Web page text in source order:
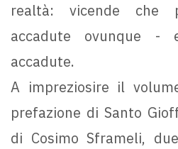
realtà: vicende che
accadute ovunque
accadute.
A impreziosire il
prefazione di Santo
di Cosimo Sframeli,